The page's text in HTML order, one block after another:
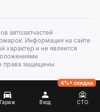
автозапчастей
Информация на сайте
характер и не является
права защищены.
Гараж Вход СТО
4%+ скидка